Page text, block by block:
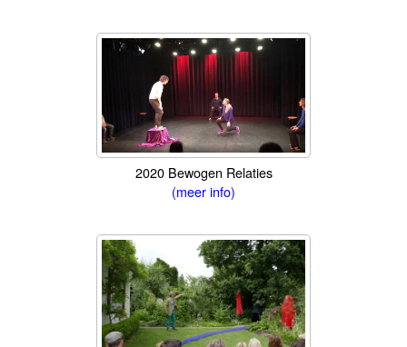
2020 Bewogen Relaties
(meer info)